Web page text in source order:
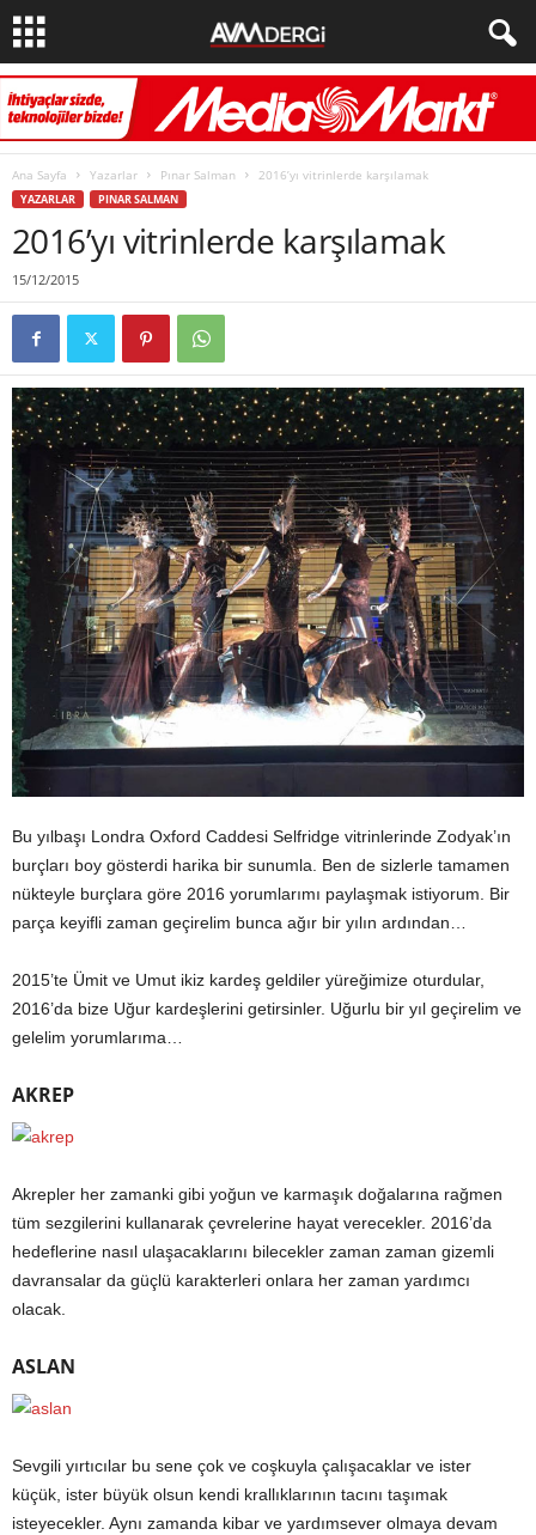
Ana Sayfa Yazarlar Pınar Salman 2016’yı vitrinlerde karşılamak
YAZARLAR PINAR SALMAN
2016’yı vitrinlerde karşılamak
15/12/2015
Bu yılbaşı Londra Oxford Caddesi Selfridge vitrinlerinde Zodyak’ın
burçları boy gösterdi harika bir sunumla. Ben de sizlerle tamamen
nükteyle burçlara göre 2016 yorumlarımı paylaşmak istiyorum. Bir
parça keyifli zaman geçirelim bunca ağır bir yılın ardından…
2015’te Ümit ve Umut ikiz kardeş geldiler yüreğimize oturdular,
2016’da bize Uğur kardeşlerini getirsinler. Uğurlu bir yıl geçirelim ve
gelelim yorumlarıma…
AKREP
Akrepler her zamanki gibi yoğun ve karmaşık doğalarına rağmen
tüm sezgilerini kullanarak çevrelerine hayat verecekler. 2016’da
hedeflerine nasıl ulaşacaklarını bilecekler zaman zaman gizemli
davransalar da güçlü karakterleri onlara her zaman yardımcı
olacak.
ASLAN
Sevgili yırtıcılar bu sene çok ve coşkuyla çalışacaklar ve ister
küçük, ister büyük olsun kendi krallıklarının tacını taşımak
isteyecekler. Aynı zamanda kibar ve yardımsever olmaya devam